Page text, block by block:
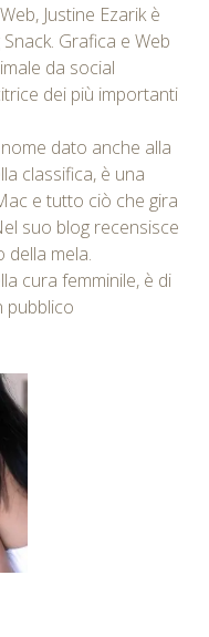
Justine Ezarik è
Grafica e Web
da social
dei più importanti
dato anche alla
classifica, è una
e tutto ciò che gira
suo blog recensisce
mela.
cura femminile, è di
pubblico